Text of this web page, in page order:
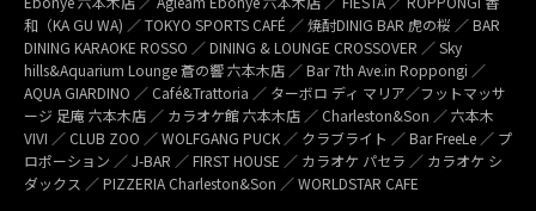
和（KA GU WA) ／ TOKYO SPORTS CAFÉ ／ 焼酎DINIG BAR 虎の桜 ／ BAR
DINING KARAOKE ROSSO ／ DINING & LOUNGE CROSSOVER ／ Sky
hills&Aquarium Lounge 蒼の響 六本木店 ／ Bar 7th Ave.in Roppongi ／
AQUA GIARDINO ／ Café&Trattoria ／ ターボロ ディ マリア／フットマッサ
ージ 足庵 六本木店 ／ カラオケ館 六本木店 ／ Charleston&Son ／ 六本木
VIVI ／ CLUB ZOO ／ WOLFGANG PUCK ／ クラブライト ／ Bar FreeLe ／ プ
ロポーション ／ J-BAR ／ FIRST HOUSE ／ カラオケ パセラ ／ カラオケ シ
ダックス ／ PIZZERIA Charleston&Son ／ WORLDSTAR CAFE